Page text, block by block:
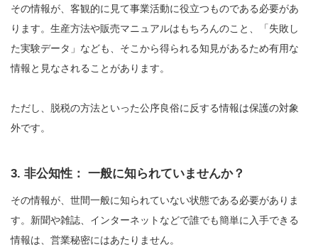
その情報が、客観的に見て事業活動に役立つものである必要があ
ります。生産方法や販売マニュアルはもちろんのこと、「失敗し
た実験データ」なども、そこから得られる知見があるため有用な
情報と見なされることがあります。
ただし、脱税の方法といった公序良俗に反する情報は保護の対象
外です。
3. 非公知性： 一般に知られていませんか？
その情報が、世間一般に知られていない状態である必要がありま
す。新聞や雑誌、インターネットなどで誰でも簡単に入手できる
情報は、営業秘密にはあたりません。